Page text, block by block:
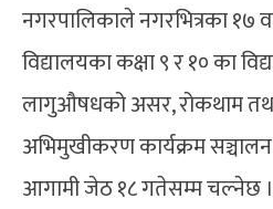
नगरपालिकाले नगरभित्रका १७
विद्यालयका कक्षा ९ र १० का
लागुऔषधको असर, रोकथाम तथा
अभिमुखीकरण कार्यक्रम
आगामी जेठ १८ गतेसम्म चल्नेछ ।